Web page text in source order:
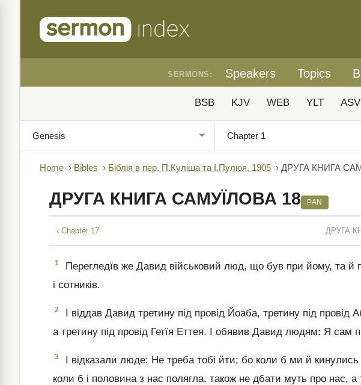
SERMONS: Speakers Topics
BSB KJV WEB YLT ASV
Home › Bibles › Біблія в пер. П.Куліша та І.Пулюя, 1905 › ДРУГА КНИГА
ДРУГА КНИГА САМУЇЛОВА 18 PAN
‹ Chapter 17 ДРУГА
1
Перегледїв же Давид військовий люд, що був при йому, та й
і сотників.
2
І віддав Давид третину під провід Йоаба, третину під
а третину під провід Гетїя Еттея. І обявив Давид людям: Я сам
3
І відказали люде: Не треба тобі йти; бо коли б ми й
коли б і половина з нас полягла, також не дбати муть про нас,